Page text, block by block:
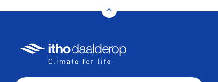
arrow_upward